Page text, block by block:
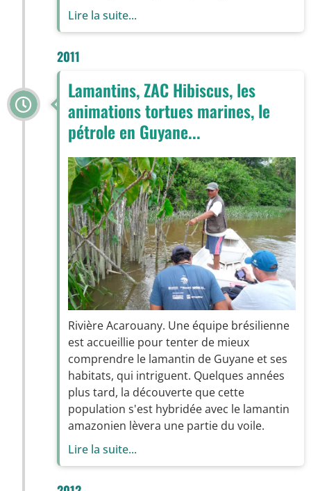
Lire la suite...
2011
Lamantins, ZAC Hibiscus, les
animations tortues marines, le
pétrole en Guyane...
Rivière Acarouany. Une équipe brésilienne
est accueillie pour tenter de mieux
comprendre le lamantin de Guyane et ses
habitats, qui intriguent. Quelques années
plus tard, la découverte que cette
population s'est hybridée avec le lamantin
amazonien lèvera une partie du voile.
Lire la suite...